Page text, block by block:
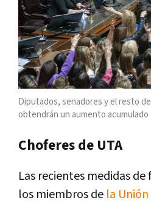
Diputados, senadores y el resto
obtendrán un aumento acumulado
Choferes de UTA
Las recientes medidas
los miembros de la